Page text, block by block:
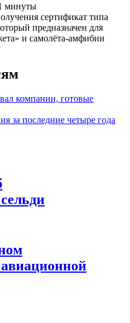
минуты
сертификат типа
предназначен для
и самолёта-амфибии
компании, готовые
за последние четыре года